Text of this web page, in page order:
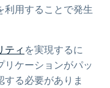
利用することで発生
ティ を実現するに
ケーションがパッ
る必要がありま